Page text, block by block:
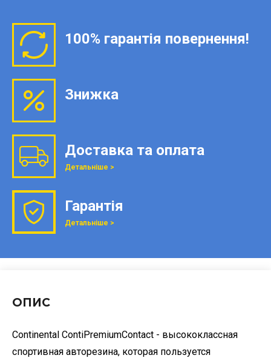
100% гарантія повернення!
Знижка
Доставка та оплата
Детальніше >
Гарантія
Детальніше >
ОПИС
Continental ContiPremiumContact - высококлассная
спортивная авторезина, которая пользуется